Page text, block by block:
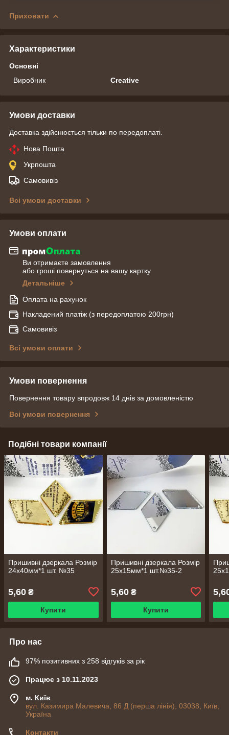
Приховати
Характеристики
Основні
Виробник
Creative
Умови доставки
Доставка здійснюється тільки по передоплаті.
Нова Пошта
Укрпошта
Самовивіз
Всі умови доставки
Умови оплати
Ви отримаєте замовлення
або гроші повернуться на вашу картку
Детальніше
Оплата на рахунок
Накладений платіж (з передоплатою 200грн)
Самовивіз
Всі умови оплати
Умови повернення
Повернення товару впродовж 14 днів за домовленістю
Всі умови повернення
Подібні товари компанії
Пришивні дзеркала Розмір
24х40мм*1 шт. №35
5,60 ₴
Купити
Пришивні дзеркала Розмір
25х15мм*1 шт.№35-2
5,60₴
Купити
Про нас
97% позитивних з 258 відгуків за рік
Працює з 10.11.2023
м. Київ
вул. Казимира Малевича, 86 Д (перша лінія), 03038, Київ,
Україна
Контакти